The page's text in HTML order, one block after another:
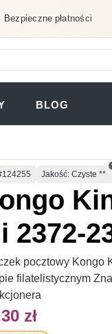
Bezpieczne płatności
BLOG
Jakość: Czyste **
2372-
pocztowy Kongo
filatelistycznym
zł